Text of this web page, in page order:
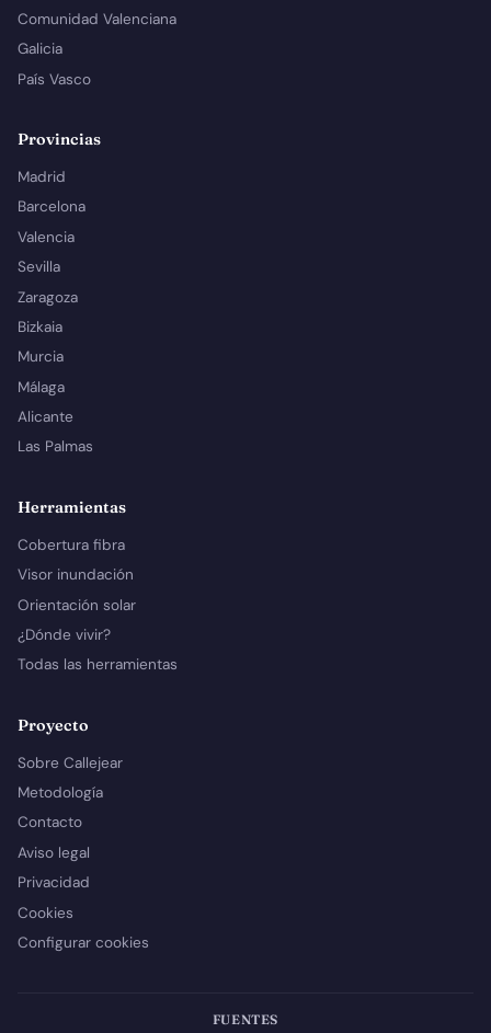
Comunidad Valenciana
Galicia
País Vasco
Provincias
Madrid
Barcelona
Valencia
Sevilla
Zaragoza
Bizkaia
Murcia
Málaga
Alicante
Las Palmas
Herramientas
Cobertura fibra
Visor inundación
Orientación solar
¿Dónde vivir?
Todas las herramientas
Proyecto
Sobre Callejear
Metodología
Contacto
Aviso legal
Privacidad
Cookies
Configurar cookies
FUENTES